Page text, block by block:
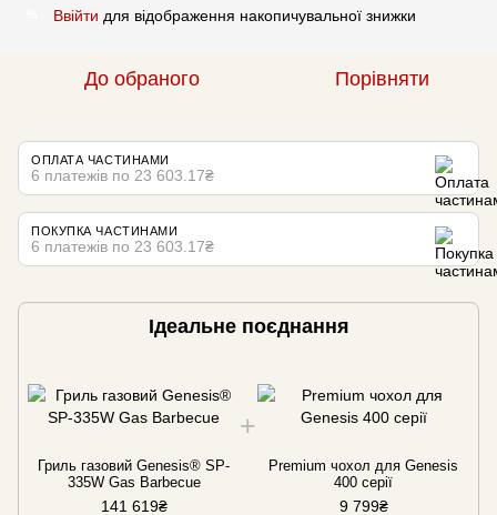
Ввійти для відображення накопичувальної знижки
До обраного Порівняти
ОПЛАТА ЧАСТИНАМИ
6 платежів по 23 603.17₴
ПОКУПКА ЧАСТИНАМИ
6 платежів по 23 603.17₴
Ідеальне поєднання
Гриль газовий Genesis® SP-
335W Gas Barbecue
141 619₴
Premium чохол для Genesis
400 серії
9 799₴